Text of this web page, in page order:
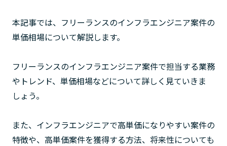
本記事では、フリーランスのインフラエンジニア案件の
単価相場について解説します。
フリーランスのインフラエンジニア案件で担当する業務
やトレンド、単価相場などについて詳しく見ていきま
しょう。
また、インフラエンジニアで高単価になりやすい案件の
特徴や、高単価案件を獲得する方法、将来性についても